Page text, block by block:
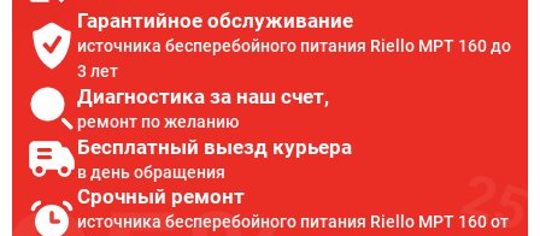
Гарантийное обслуживание
источника бесперебойного питания Riello MPT 160 до
3 лет
Диагностика за наш счет,
ремонт по желанию
Бесплатный выезд курьера
в день обращения
Срочный ремонт
источника бесперебойного питания Riello MPT 160 от